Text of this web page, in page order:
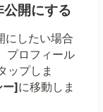
開にする
にしたい場合
プロフィール
ップしま
ー]に移動しま